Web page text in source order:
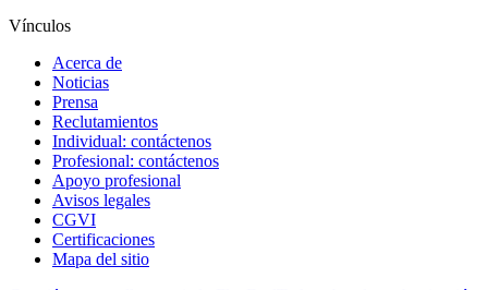
Vínculos
Acerca de
Noticias
Prensa
Reclutamientos
Individual: contáctenos
Profesional: contáctenos
Apoyo profesional
Avisos legales
CGVI
Certificaciones
Mapa del sitio